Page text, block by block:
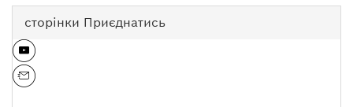
сторінки Приєднатись